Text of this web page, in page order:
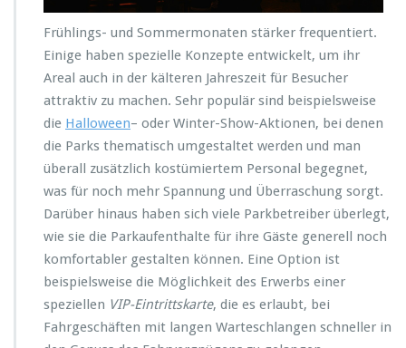
Frühlings- und Sommermonaten stärker frequentiert.
Einige haben spezielle Konzepte entwickelt, um ihr
Areal auch in der kälteren Jahreszeit für Besucher
attraktiv zu machen. Sehr populär sind beispielsweise
die Halloween– oder Winter-Show-Aktionen, bei denen
die Parks thematisch umgestaltet werden und man
überall zusätzlich kostümiertem Personal begegnet,
was für noch mehr Spannung und Überraschung sorgt.
Darüber hinaus haben sich viele Parkbetreiber überlegt,
wie sie die Parkaufenthalte für ihre Gäste generell noch
komfortabler gestalten können. Eine Option ist
beispielsweise die Möglichkeit des Erwerbs einer
speziellen VIP-Eintrittskarte, die es erlaubt, bei
Fahrgeschäften mit langen Warteschlangen schneller in